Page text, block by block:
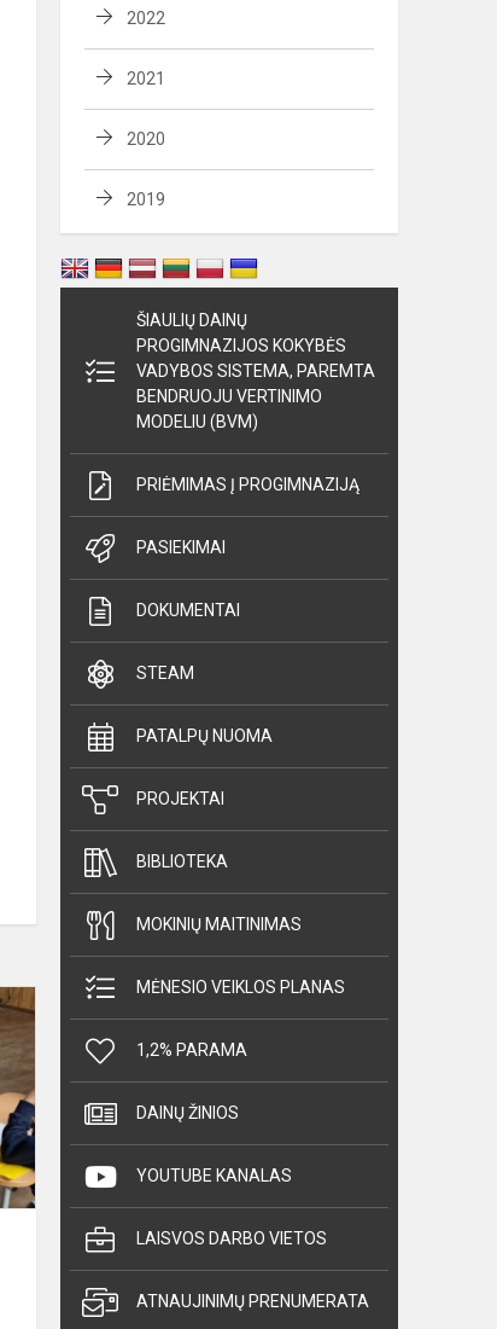
Jaunieji
kūrėjai
Šiaulių
Dainų
progimnazijos:
robotai,
k...
2022
2021
2020
2019
ŠIAULIŲ DAINŲ
PROGIMNAZIJOS KOKYBĖS
VADYBOS SISTEMA, PAREMTA
BENDRUOJU VERTINIMO
MODELIU (BVM)
PRIĖMIMAS Į PROGIMNAZIJĄ
PASIEKIMAI
DOKUMENTAI
STEAM
PATALPŲ NUOMA
PROJEKTAI
BIBLIOTEKA
MOKINIŲ MAITINIMAS
MĖNESIO VEIKLOS PLANAS
1,2% PARAMA
DAINŲ ŽINIOS
YOUTUBE KANALAS
LAISVOS DARBO VIETOS
ATNAUJINIMŲ PRENUMERATA